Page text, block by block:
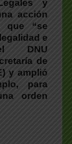
y
acción
que “se
e
DNU
de
y amplió
para
orden